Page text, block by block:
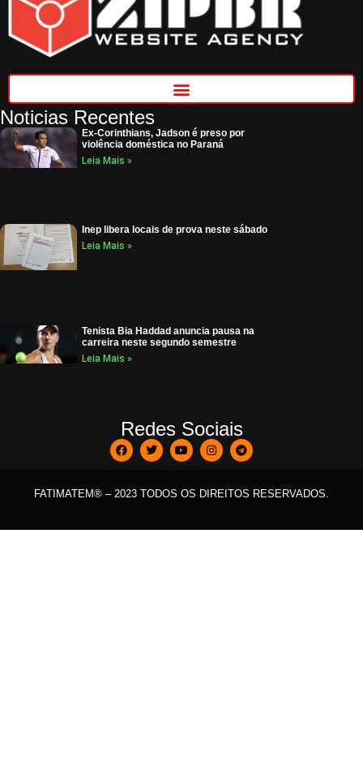
Noticias Recentes
Ex-Corinthians, Jadson é preso por
violência doméstica no Paraná
Leia Mais »
Inep libera locais de prova neste sábado
Leia Mais »
Tenista Bia Haddad anuncia pausa na
carreira neste segundo semestre
Leia Mais »
Redes Sociais
FATIMATEM® – 2023 TODOS OS DIREITOS RESERVADOS.